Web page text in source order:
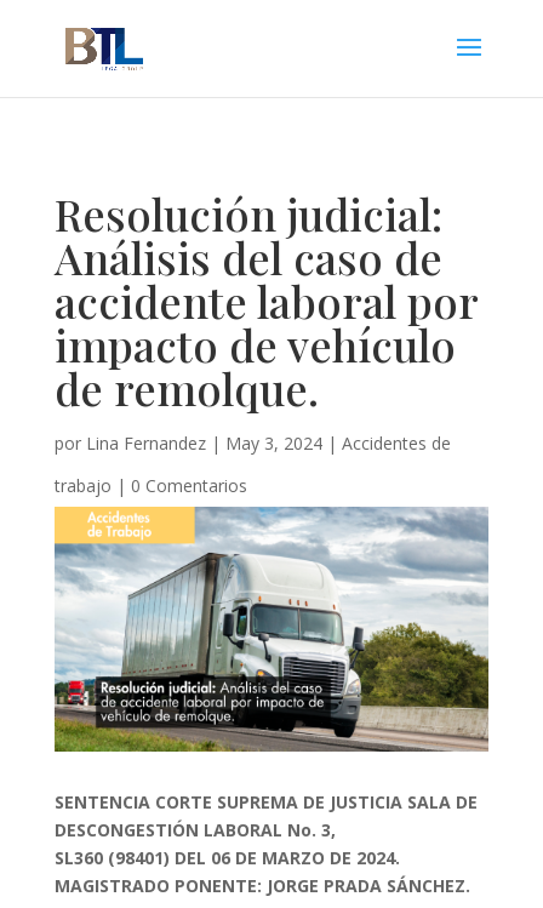
Resolución judicial:
Análisis del caso de
accidente laboral por
impacto de vehículo
de remolque.
por Lina Fernandez| May 3, 2024| Accidentes de
trabajo | 0 Comentarios
SENTENCIA CORTE SUPREMA DE JUSTICIA SALA DE
DESCONGESTIÓN LABORAL No. 3,
SL360 (98401) DEL 06 DE MARZO DE 2024.
MAGISTRADO PONENTE: JORGE PRADA SÁNCHEZ.